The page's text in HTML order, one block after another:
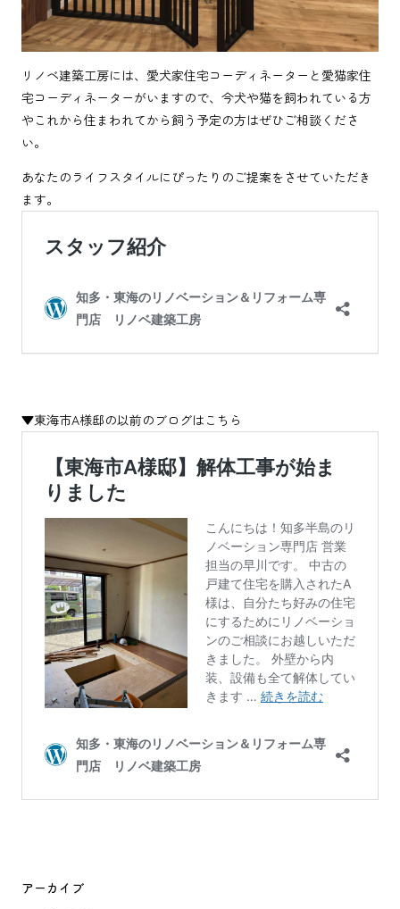
アーカイブ
リノベ建築工房には、愛犬家住宅コーディネーターと愛猫家住
宅コーディネーターがいますので、今犬や猫を飼われている方
やこれから住まわれてから飼う予定の方はぜひご相談くださ
い。
あなたのライフスタイルにぴったりのご提案をさせていただき
ます。
▼東海市A様邸の以前のブログはこちら